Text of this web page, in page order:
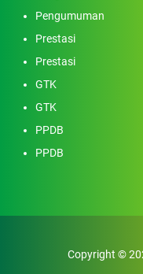
Pengumuman
Prestasi
Prestasi
GTK
GTK
PPDB
PPDB
Copyright ©